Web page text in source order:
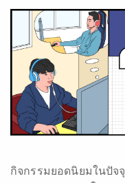
กิจกรรมยอดนิยมในปัจ